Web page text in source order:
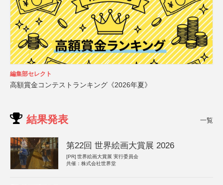
編集部セレクト
高額賞金コンテストランキング《2026年夏》
結果発表 一覧
第22回 世界絵画大賞展 2026
[PR] 世界絵画大賞展 実行委員会
共催：株式会社世界堂